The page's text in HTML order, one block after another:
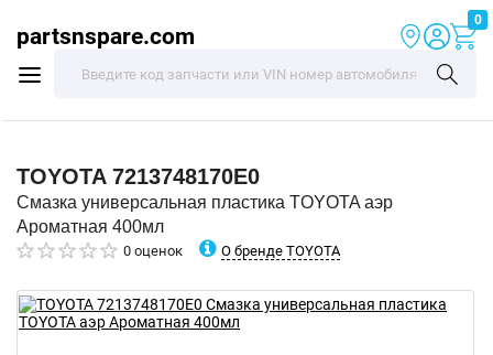
partsnspare.com
0
TOYOTA 7213748170E0
Смазка универсальная пластика TOYOTA аэр
Ароматная 400мл
0 оценок О бренде TOYOTA